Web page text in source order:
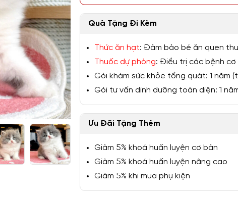
1/5
Quà Tặng Đi Kèm
Thức ăn hạt: Đảm bảo bé ăn quen
Thuốc dự phòng: Điều trị các bệnh cơ
Gói khám sức khỏe tổng quát: 1 năm
Gói tư vấn dinh dưỡng toàn diện: 1
Ưu Đãi Tặng Thêm
Giảm 5% khoá huấn luyện cơ bản
Giảm 5% khoá huấn luyện nâng cao
Giảm 5% khi mua phụ kiện